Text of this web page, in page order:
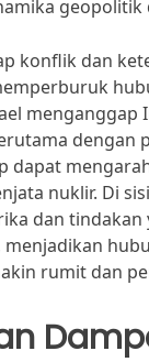
geopolitik
konflik dan
menganggap
dengan
dapat
nuklir. Di
dan tindakan
menjadikan
rumit dan